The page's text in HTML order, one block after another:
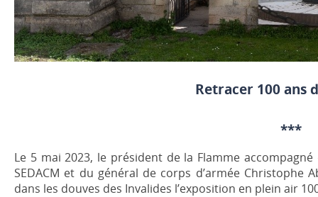
Retracer 100 ans
***
Le 5 mai 2023, le président de la Flamme
SEDACM et du général de corps d’armée
dans les douves des Invalides l’exposition en plein air